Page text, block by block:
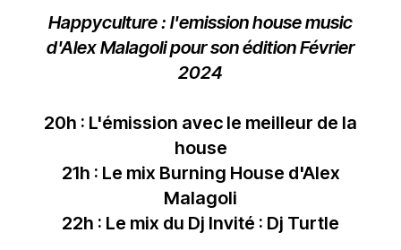
Happyculture : l'emission house music
d'Alex Malagoli pour son édition Février
2024
20h : L'émission avec le meilleur de la
house
21h : Le mix Burning House d'Alex
Malagoli
22h : Le mix du Dj Invité : Dj Turtle